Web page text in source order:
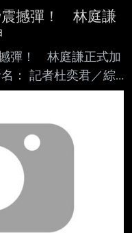
震撼彈！ 林庭謙
彈！ 林庭謙正式加
： 記者杜奕君／綜
／戰神提供） 台北台
強，中華隊核心主力
簽訂複 數年合約。
灣，更承載著延續父
求學的他，2020年
離開台灣11年後決定